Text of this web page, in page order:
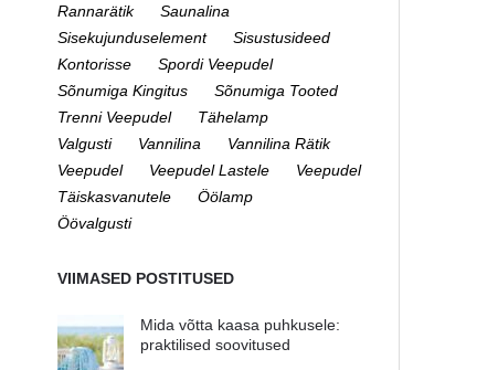
Rannarätik
Saunalina
Sisekujunduselement
Sisustusideed
Kontorisse
Spordi Veepudel
Sõnumiga Kingitus
Sõnumiga Tooted
Trenni Veepudel
Tähelamp
Valgusti
Vannilina
Vannilina Rätik
Veepudel
Veepudel Lastele
Veepudel
Täiskasvanutele
Öölamp
Öövalgusti
VIIMASED POSTITUSED
Mida võtta kaasa puhkusele:
praktilised soovitused